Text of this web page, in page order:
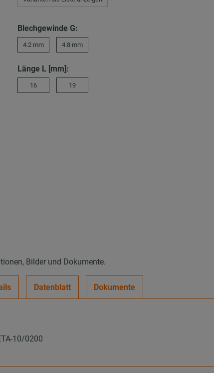
Blechgewinde G:
4.2 mm 4.8 mm
Länge L [mm]:
16 19
Bilder und Dokumente.
Datenblatt Dokumente
10/0200